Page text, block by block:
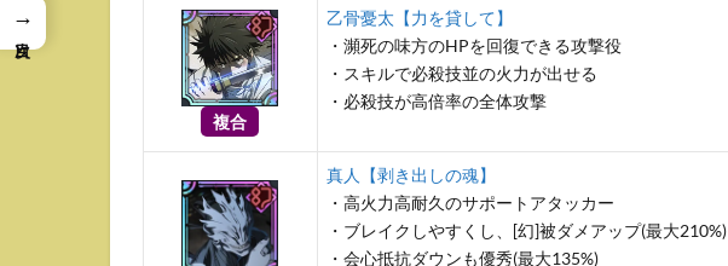
複合
乙骨憂太【力を貸して】
・瀕死の味方のHPを回復できる攻撃役
・スキルで必殺技並の火力が出せる
・必殺技が高倍率の全体攻撃
真人【剥き出しの魂】
・高火力高耐久のサポートアタッカー
・ブレイクしやすくし、[幻]被ダメアップ(最大210%)
・会心抵抗ダウンも優秀(最大135%)
→